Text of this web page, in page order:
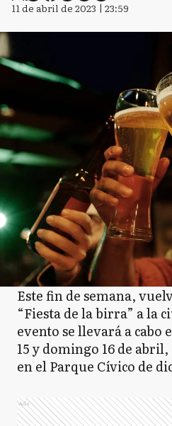
11 de abril de 2023 | 23:59
Este fin de semana,
“Fiesta de la birra” a la
evento se llevará a cabo
15 y domingo 16 de abril,
en el Parque Cívico de
Ads